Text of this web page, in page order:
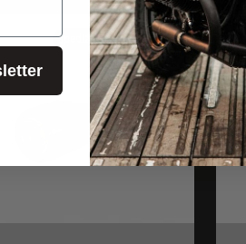
spedizioni dalla Germania